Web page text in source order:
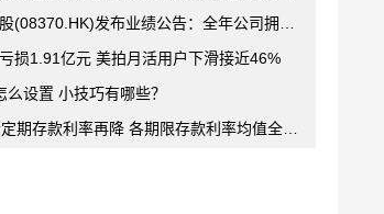
发布业绩公告：全年公司拥有人应占亏损2700万元
损1.91亿元 美拍月活用户下滑接近46%
么设置 小技巧有哪些？
存款利率再降 各期限存款利率均值全降至今年最低水平